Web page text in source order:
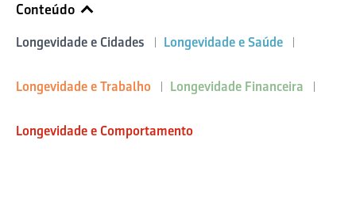
Conteúdo
Longevidade e Cidades Longevidade e Saúde
Longevidade e Trabalho Longevidade Financeira
Longevidade e Comportamento